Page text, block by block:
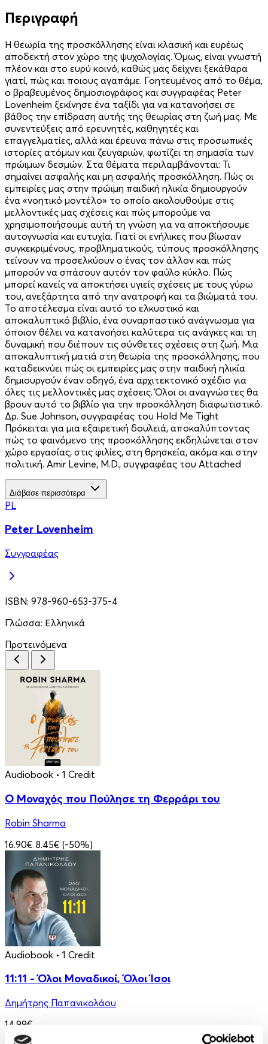
Περιγραφή
Η θεωρία της προσκόλλησης είναι κλασική και ευρέως
αποδεκτή στον χώρο της ψυχολογίας. Όμως, είναι γνωστή
πλέον και στο ευρύ κοινό, καθώς μας δείχνει ξεκάθαρα
γιατί, πώς και ποιους αγαπάμε. Γοητευμένος από το θέμα,
ο βραβευμένος δημοσιογράφος και συγγραφέας Peter
Lovenheim ξεκίνησε ένα ταξίδι για να κατανοήσει σε
βάθος την επίδραση αυτής της θεωρίας στη ζωή μας. Με
συνεντεύξεις από ερευνητές, καθηγητές και
επαγγελματίες, αλλά και έρευνα πάνω στις προσωπικές
ιστορίες ατόμων και ζευγαριών, φωτίζει τη σημασία των
πρώιμων δεσμών. Στα θέματα περιλαμβάνονται: Τι
σημαίνει ασφαλής και μη ασφαλής προσκόλληση. Πώς οι
εμπειρίες μας στην πρώιμη παιδική ηλικία δημιουργούν
ένα «νοη­τικό μοντέλο» το οποίο ακολουθούμε στις
μελλοντικές μας σχέσεις και πώς μπορούμε να
χρησιμοποιήσουμε αυτή τη γνώση για να αποκτήσουμε
αυτογνωσία και ευτυχία. Γιατί οι ενήλικες που βίωσαν
συγκεκριμένους, προβληματικούς, τύπους προσκόλλησης
τείνουν να προσελκύουν ο ένας τον άλλον και πώς
μπορούν να σπάσουν αυτόν τον φαύλο κύκλο. Πώς
μπορεί κανείς να αποκτήσει υγιείς σχέσεις με τους γύρω
του, ανεξάρτητα από την ανατροφή και τα βιώματά του.
Το αποτέλεσμα είναι αυτό το ελκυστικό και
αποκαλυπτικό βιβλίο, ένα συναρπαστικό ανάγνωσμα για
όποιον θέλει να κατανοήσει καλύτερα τις ανάγκες και τη
δυναμική που διέπουν τις σύνθετες σχέσεις στη ζωή. Μια
αποκαλυπτική ματιά στη θεω­ρία της προσκόλλησης, που
καταδεικνύει πώς οι εμπειρίες μας στην παιδική ηλικία
δημιουργούν έναν οδηγό, ένα αρχιτεκτονικό σχέδιο για
όλες τις μελλοντικές μας σχέσεις. Όλοι οι αναγνώστες θα
βρουν αυτό το βιβλίο για την προσκόλληση διαφωτιστικό.
Δρ. Sue Johnson, συγγραφέας του Hold Me Tight
Πρόκειται για μια εξαιρετική δουλειά, αποκαλύπτοντας
πώς το φαινόμενο της προσκόλλησης εκδηλώνεται στον
χώρο εργασίας, στις φιλίες, στη θρησκεία, ακόμα και στην
πολιτική. Amir Levine, M.D., συγγραφέας του Attached
Διάβασε περισσότερα
PL
Peter Lovenheim
Συγγραφέας
ISBN: 978-960-653-375-4
Γλώσσα: Ελληνικά
Προτεινόμενα
Audiobook • 1 Credit
Ο Μοναχός που Πούλησε τη Φερράρι του
Robin Sharma
16.90€ 8.45€ (-50%)
Audiobook • 1 Credit
11:11 - Όλοι Μοναδικοί, Όλοι Ίσοι
Δημήτρης Παπανικολάου
14.99€